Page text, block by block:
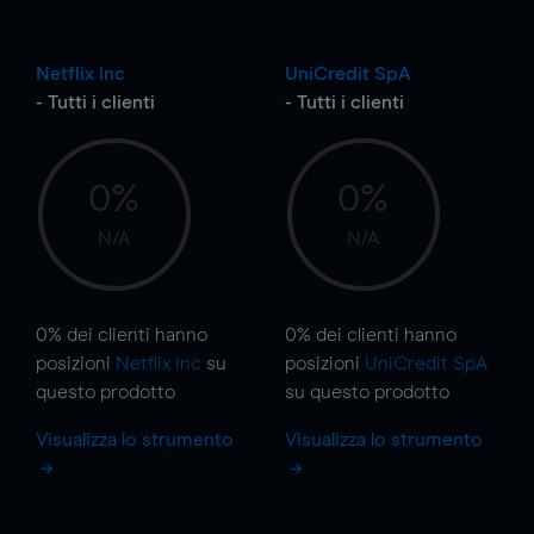
Netflix Inc
- Tutti i clienti
0%
N/A
0% dei clienti hanno
posizioni Netflix Inc su
questo prodotto
Visualizza lo strumento
UniCredit SpA
- Tutti i clienti
0%
N/A
0% dei clienti hanno
posizioni UniCredit SpA
su questo prodotto
Visualizza lo strumento